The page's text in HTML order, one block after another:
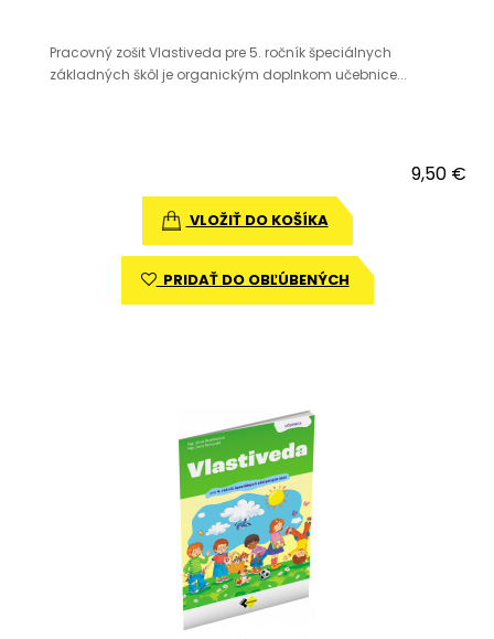
Pracovný zošit Vlastiveda pre 5. ročník špeciálnych
základných škôl je organickým doplnkom učebnice...
9,50 €
VLOŽIŤ DO KOŠÍKA
PRIDAŤ DO OBĽÚBENÝCH